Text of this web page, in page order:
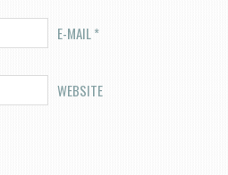
E-MAIL*
WEBSITE